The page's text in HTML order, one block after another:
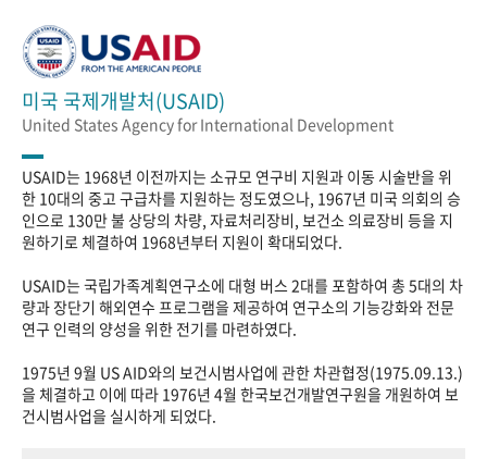
미국 국제개발처(USAID)
United States Agency for International Development
USAID는 1968년 이전까지는 소규모 연구비 지원과 이동 시술반을 위
한 10대의 중고 구급차를 지원하는 정도였으나, 1967년 미국 의회의 승
인으로 130만 불 상당의 차량, 자료처리장비, 보건소 의료장비 등을 지
원하기로 체결하여 1968년부터 지원이 확대되었다.
USAID는 국립가족계획연구소에 대형 버스 2대를 포함하여 총 5대의 차
량과 장단기 해외연수 프로그램을 제공하여 연구소의 기능강화와 전문
연구 인력의 양성을 위한 전기를 마련하였다.
1975년 9월 US AID와의 보건시범사업에 관한 차관협정(1975.09.13.)
을 체결하고 이에 따라 1976년 4월 한국보건개발연구원을 개원하여 보
건시범사업을 실시하게 되었다.